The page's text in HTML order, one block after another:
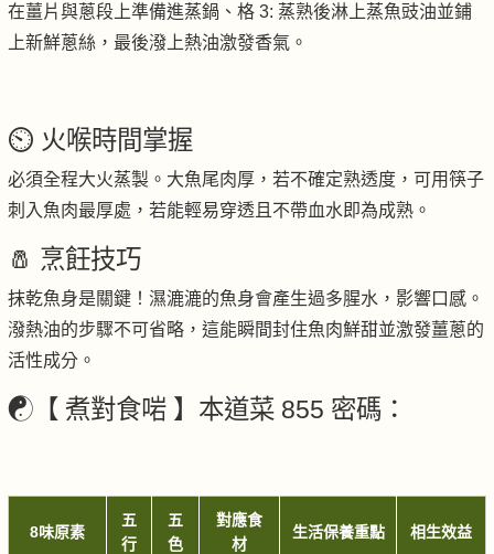
在薑片與蔥段上準備進蒸鍋、格 3: 蒸熟後淋上蒸魚豉油並鋪
上新鮮蔥絲，最後潑上熱油激發香氣。
⏲️ 火喉時間掌握
必須全程大火蒸製。大魚尾肉厚，若不確定熟透度，可用筷子
刺入魚肉最厚處，若能輕易穿透且不帶血水即為成熟。
🧂 烹飪技巧
抹乾魚身是關鍵！濕漉漉的魚身會產生過多腥水，影響口感。
潑熱油的步驟不可省略，這能瞬間封住魚肉鮮甜並激發薑蔥的
活性成分。
☯️【 煮對食啱 】本道菜 855 密碼：
8味原素
五
行
五
色
對應食
材
生活保養重點 相生效益